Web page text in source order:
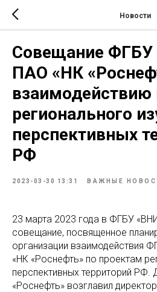
Новости
Совещание
ПАО «НК
взаимодействию
регионального
перспективных
РФ
2023-03-30 13:31 ВАЖНЫЕ
23 марта 2023 года в ФГБУ
совещание, посвященное
организации взаимодействия
«НК «Роснефть» по проектам
перспективных территорий
«Роснефть» возглавил